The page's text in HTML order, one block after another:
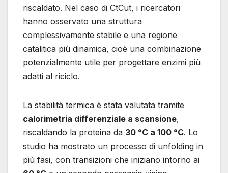
riscaldato. Nel caso di CtCut, i ricercatori
hanno osservato una struttura
complessivamente stabile e una regione
catalitica più dinamica, cioè una combinazione
potenzialmente utile per progettare enzimi più
adatti al riciclo.
La stabilità termica è stata valutata tramite
calorimetria differenziale a scansione,
riscaldando la proteina da 30 °C a 100 °C. Lo
studio ha mostrato un processo di unfolding in
più fasi, con transizioni che iniziano intorno ai